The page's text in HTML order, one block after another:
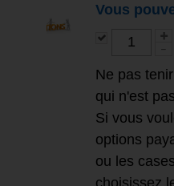
Vous
Ne pas
qui n'est
Si vous
options
ou les
choisissez